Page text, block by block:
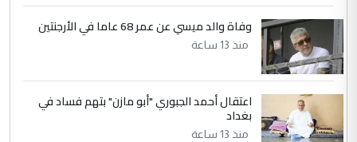
وفاة والد ميسي عن عمر 68 عاما في الأرجنتين
منذ 13 ساعة
اعتقال أحمد الجبوري "أبو مازن" بتهم فساد في
بغداد
منذ 13 ساعة